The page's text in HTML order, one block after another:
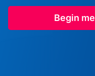
Begin